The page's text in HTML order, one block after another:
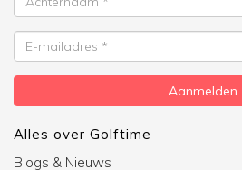
E-
mailadres
Aanmelden
Alles over Golftime
Blogs & Nieuws